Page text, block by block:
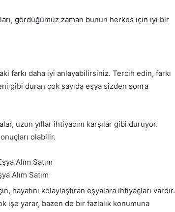
gördüğümüz zaman bunun herkes için iyi bir
farkı daha iyi anlayabilirsiniz. Tercih edin, farkı
gibi duran çok sayıda eşya sizden sonra
uzun yıllar ihtiyacını karşılar gibi duruyor.
olabilir.
Alım Satım
hayatını kolaylaştıran eşyalara ihtiyaçları vardır.
işe yarar, bazen de bir fazlalık konumuna